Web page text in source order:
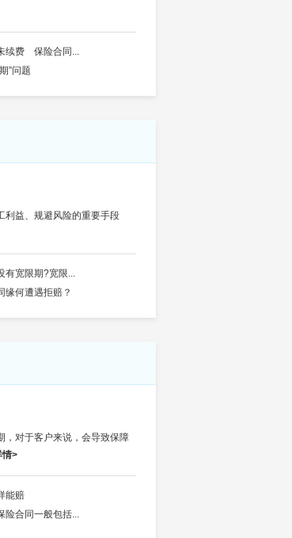
续费 保险合同...
”问题
利益、规避风险的重要手段
有宽限期?宽限...
缘何遭遇拒赔？
，对于客户来说，会导致保障
情>
能赔
险合同一般包括...